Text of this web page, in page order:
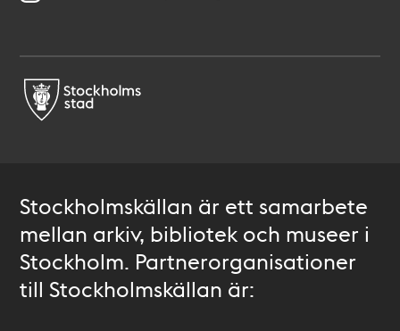
Stockholmskällan är ett samarbete
mellan arkiv, bibliotek och museer i
Stockholm. Partnerorganisationer
till Stockholmskällan är: